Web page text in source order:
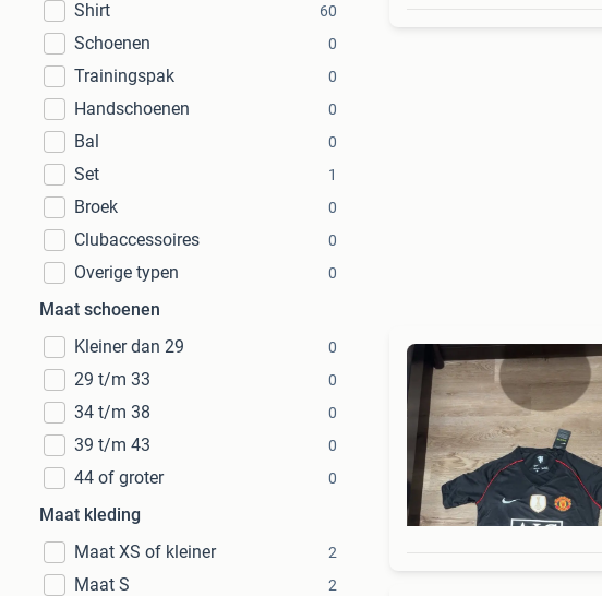
Shirt
60
Schoenen 0
Trainingspak 0
Handschoenen 0
Bal 0
Set 1
Broek 0
Clubaccessoires 0
Overige typen 0
Maat schoenen
Kleiner dan 29
0
29 t/m 33 0
34 t/m 38 0
39 t/m 43 0
44 of groter 0
Maat kleding
Maat XS of kleiner
2
Maat S 2